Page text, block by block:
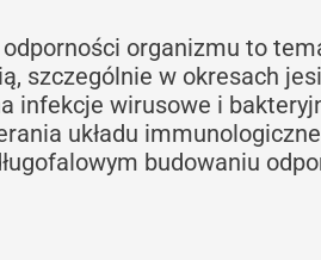
organizmu to
szczególnie w okresach
infekcje wirusowe i
układu
budowaniu